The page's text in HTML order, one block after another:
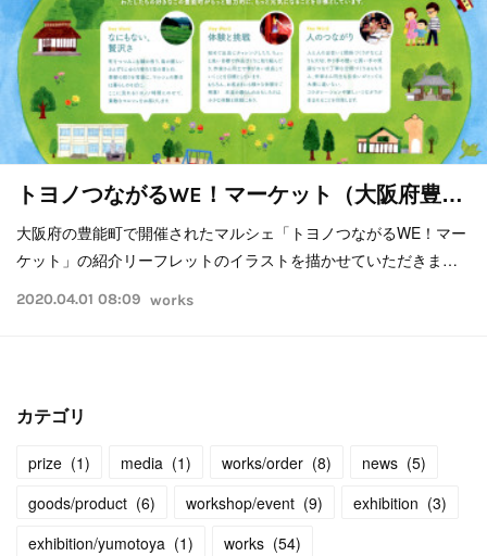
トヨノつながるWE！マーケット（大阪府豊…
大阪府の豊能町で開催されたマルシェ「トヨノつながるWE！マー
ケット」の紹介リーフレットのイラストを描かせていただきま…
2020.04.01 08:09 works
カテゴリ
prize (1) media (1) works/order (8) news (5)
goods/product (6) workshop/event (9) exhibition (3)
exhibition/yumotoya (1) works (54)